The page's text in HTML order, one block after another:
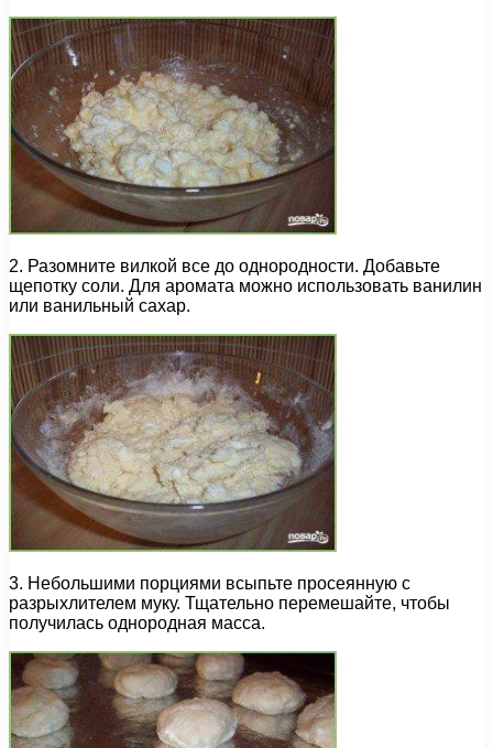
2. Разомните вилкой все до однородности. Добавьте
щепотку соли. Для аромата можно использовать ванилин
или ванильный сахар.
3. Небольшими порциями всыпьте просеянную с
разрыхлителем муку. Тщательно перемешайте, чтобы
получилась однородная масса.